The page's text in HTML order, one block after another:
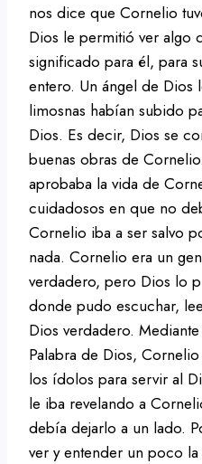
nos dice que Cornelio
Dios le permitió ver algo
significado para él, para
entero. Un ángel de Dios
limosnas habían subido
Dios. Es decir, Dios se
buenas obras de
aprobaba la vida de
cuidadosos en que no
Cornelio iba a ser salvo
nada. Cornelio era un
verdadero, pero Dios lo
donde pudo escuchar,
Dios verdadero.
Palabra de Dios,
los ídolos para servir al
le iba revelando a
debía dejarlo a un lado.
ver y entender un poco